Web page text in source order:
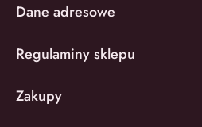
Dane adresowe
Regulaminy sklepu
Zakupy